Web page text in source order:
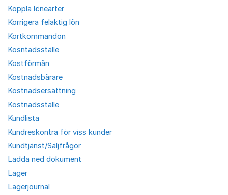
Koppla lönearter
Korrigera felaktig lön
Kortkommandon
Kosntadsställe
Kostförmån
Kostnadsbärare
Kostnadsersättning
Kostnadsställe
Kundlista
Kundreskontra för viss kunder
Kundtjänst/Säljfrågor
Ladda ned dokument
Lager
Lagerjournal